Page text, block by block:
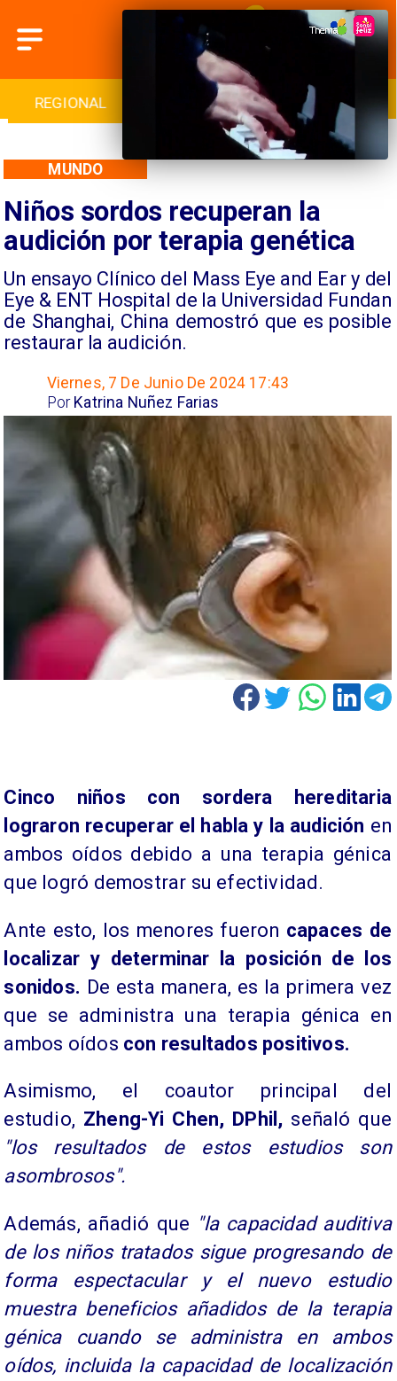
INTERNACIONAL DEPORTES CULTURA
Niños sordos recuperan la
audición por terapia genética
Un ensayo Clínico del Mass Eye and Ear y del
Eye & ENT Hospital de la Universidad Fundan
de Shanghai, China demostró que es posible
restaurar la audición.
MUNDO
Viernes, 7 De Junio De 2024 17:43
Katrina Nuñez Farias
Por
Cinco niños con sordera hereditaria
lograron recuperar el habla y la audición en
ambos oídos debido a una terapia génica
que logró demostrar su efectividad.
Ante esto, los menores fueron capaces de
localizar y determinar la posición de los
sonidos. De esta manera, es la primera vez
que se administra una terapia génica en
ambos oídos con resultados positivos.
Asimismo, el coautor principal del
estudio, Zheng-Yi Chen, DPhil, señaló que
"los resultados de estos estudios son
asombrosos".
Además, añadió que "la capacidad auditiva
de los niños tratados sigue progresando de
forma espectacular y el nuevo estudio
muestra beneficios añadidos de la terapia
génica cuando se administra en ambos
oídos, incluida la capacidad de localización